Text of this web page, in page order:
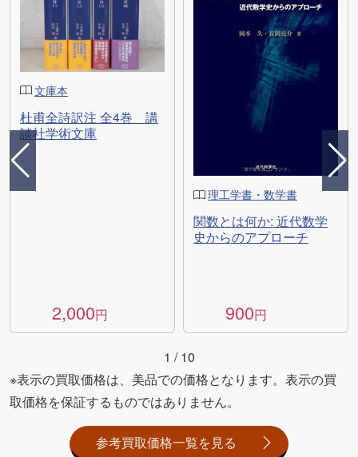
文庫本
杜甫全詩訳注 全4巻 講
談社学術文庫
2,000円
理工学書・数学書
関数とは何か: 近代数学
史からのアプローチ
900円
1 /10
※表示の買取価格は、美品での価格となります。表示の買
取価格を保証するものではありません。
参考買取価格一覧を見る